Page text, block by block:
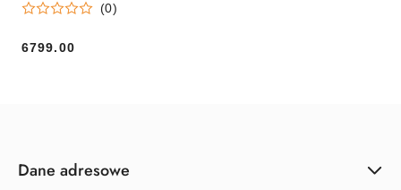
(0)
6799.00
Dane adresowe